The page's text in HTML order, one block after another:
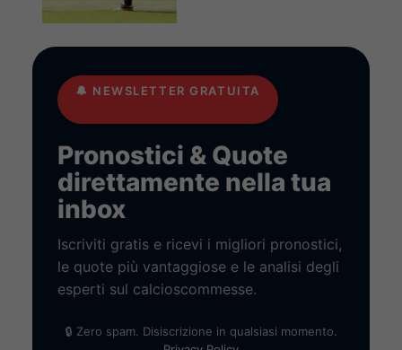
🔔 NEWSLETTER GRATUITA
Pronostici & Quote
direttamente nella tua
inbox
Iscriviti gratis e ricevi i migliori pronostici,
le quote più vantaggiose e le analisi degli
esperti sul calcioscommesse.
🔒 Zero spam. Disiscrizione in qualsiasi momento.